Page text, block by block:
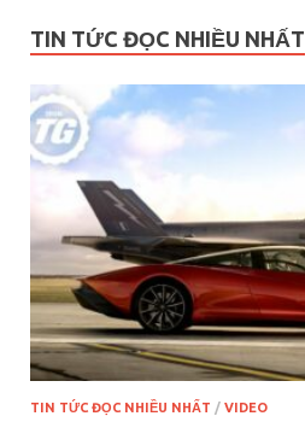
TIN TỨC ĐỌC NHIỀU NHẤT
TIN TỨC ĐỌC NHIỀU NHẤT / VIDEO